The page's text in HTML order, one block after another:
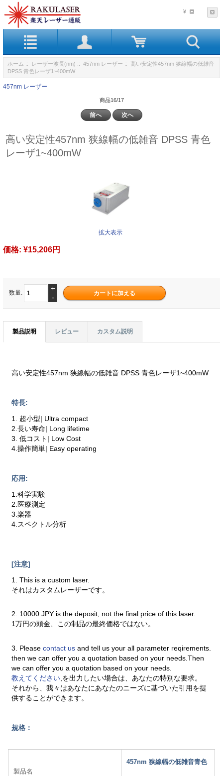
¥
ホーム :: レーザー波長(nm) :: 457nm レーザー :: 高い安定性457nm 狭線幅の低雑音
DPSS 青色レーザ1~400mW
457nm レーザー
商品16/17
前へ 次へ
高い安定性457nm 狭線幅の低雑音 DPSS 青色
レーザ1~400mW
拡大表示
価格: ¥15,206円
数量.
+
-
製品説明 レビュー カスタム説明
高い安定性457nm 狭線幅の低雑音 DPSS 青色レーザ1~400mW
特長:
1. 超小型| Ultra compact
2.長い寿命| Long lifetime
3. 低コスト| Low Cost
4.操作簡単| Easy operating
応用:
1.科学実験
2.医療測定
3.楽器
4.スペクトル分析
[注意]
1. This is a custom laser.
それはカスタムレーザーです。
2. 10000 JPY is the deposit, not the final price of this laser.
1万円の頭金、この制品の最終価格ではない。
3. Pleasecontact usand tell us your all parameter reqirements.
then we can offer you a quotation based on your needs.Then
we can offer you a quotation based on your needs.
教えてください ,を出力したい場合は、あなたの特別な要求。
それから、我々はあなたにあなたのニーズに基づいた引用を提
供することができます。
規格：
製品名
457nm 狭線幅の低雑音青色